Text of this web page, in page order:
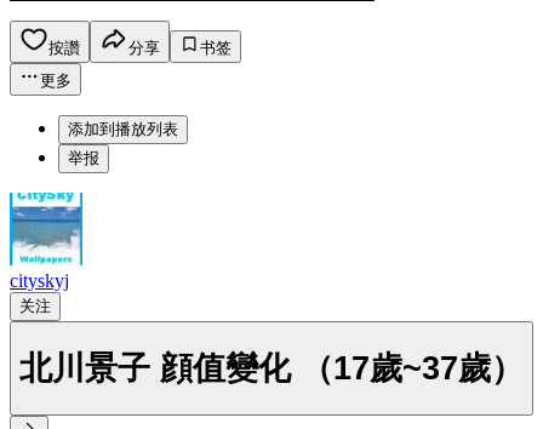
按讚 分享
书签
更多
添加到播放列表
举报
cityskyj
关注
北川景子 顔值變化 （17歲~37歲）